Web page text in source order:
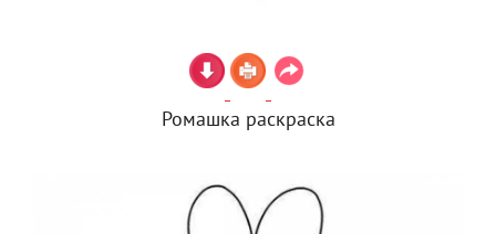
Ромашка раскраска